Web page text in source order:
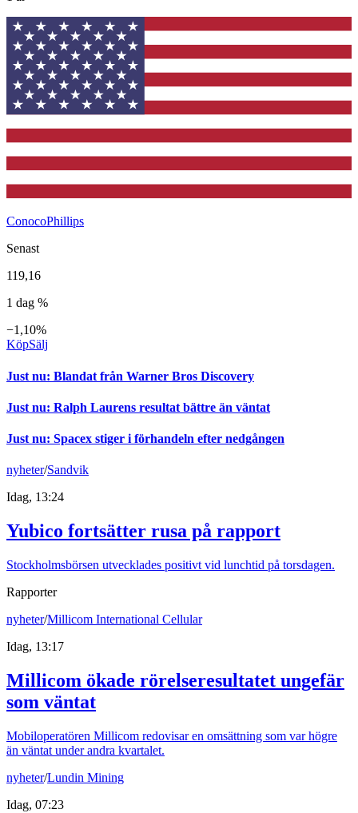
ConocoPhillips
Senast
119,16
1 dag %
−1,10%
KöpSälj
Just nu: Blandat från Warner Bros Discovery
Just nu: Ralph Laurens resultat bättre än väntat
Just nu: Spacex stiger i förhandeln efter nedgången
nyheter/Sandvik
Idag, 13:24
Yubico fortsätter rusa på rapport
Stockholmsbörsen utvecklades positivt vid lunchtid på torsdagen.
Rapporter
nyheter/Millicom International Cellular
Idag, 13:17
Millicom ökade rörelseresultatet ungefär
som väntat
Mobiloperatören Millicom redovisar en omsättning som var högre
än väntat under andra kvartalet.
nyheter/Lundin Mining
Idag, 07:23